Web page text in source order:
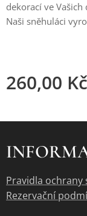
dekorací ve Vašich
Naši sněhuláci
260,00 Kč
Pravidla ochrany
Rezervační